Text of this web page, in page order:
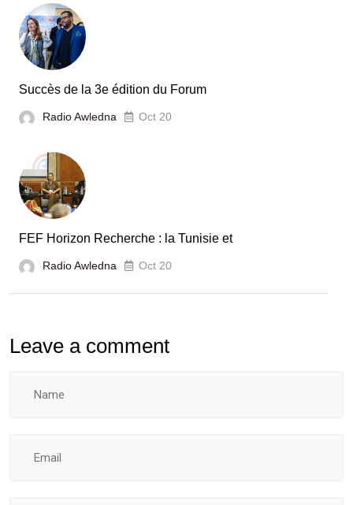
Tunisie
Succès de la 3e édition du Forum
Radio Awledna Oct 20
FEF Horizon Recherche : la Tunisie et
Radio Awledna Oct 20
Leave a comment